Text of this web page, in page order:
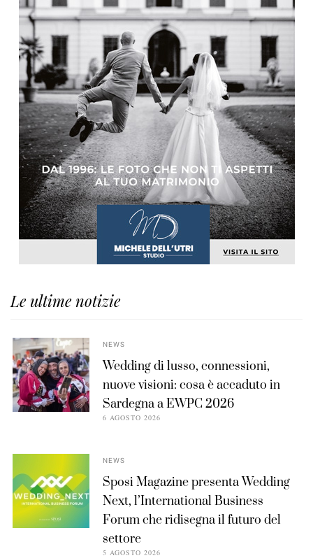
Le ultime notizie
NEWS
Wedding di lusso, connessioni,
nuove visioni: cosa è accaduto in
Sardegna a EWPC 2026
6 AGOSTO 2026
NEWS
Sposi Magazine presenta Wedding
Next, l’International Business
Forum che ridisegna il futuro del
settore
5 AGOSTO 2026